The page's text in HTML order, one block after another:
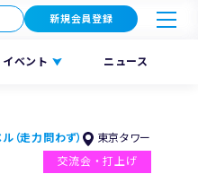
イベント ニュース
新規会員登録
（走力問わず）
東京タワー
交流会・打上げ